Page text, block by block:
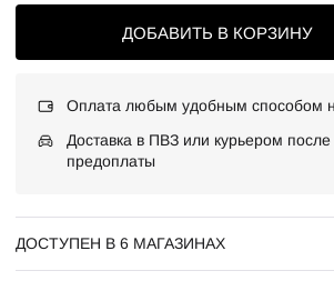
ДОБАВИТЬ В КОРЗИНУ
Оплата любым удобным способом
Доставка в ПВЗ или курьером
предоплаты
ДОСТУПЕН В 6 МАГАЗИНАХ